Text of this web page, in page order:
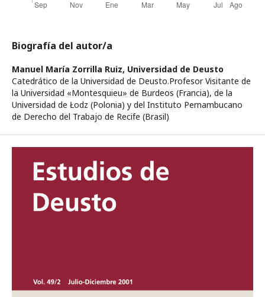
Biografía del autor/a
Manuel María Zorrilla Ruiz, Universidad de Deusto
Catedrático de la Universidad de Deusto.Profesor Visitante de
la Universidad «Montesquieu» de Burdeos (Francia), de la
Universidad de Łodz (Polonia) y del Instituto Pernambucano
de Derecho del Trabajo de Recife (Brasil)